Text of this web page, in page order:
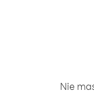
Nie